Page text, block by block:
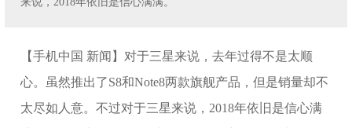
【手机中国 新闻】对于三星来说，去年过得不是太顺
心。虽然推出了S8和Note8两款旗舰产品，但是销量却不
太尽如人意。不过对于三星来说，2018年依旧是信心满